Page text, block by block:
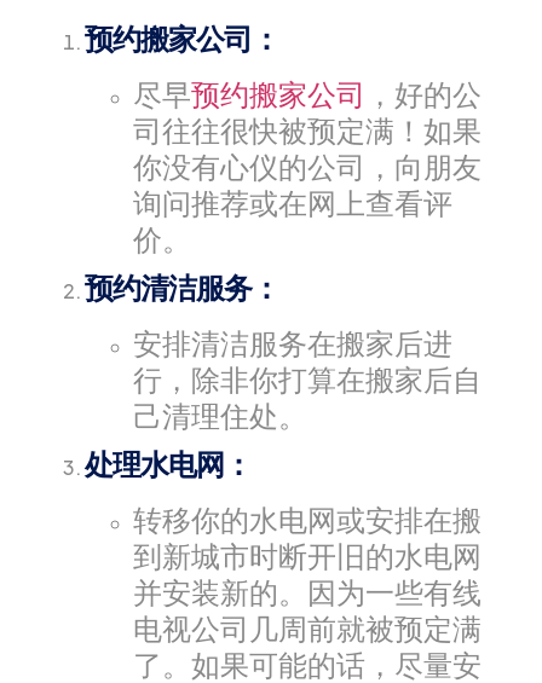
预约搬家公司：
尽早预约搬家公司 ，好的公
司往往很快被预定满！如果
你没有心仪的公司，向朋友
询问推荐或在网上查看评
价。
预约清洁服务：
安排清洁服务在搬家后进
行，除非你打算在搬家后自
己清理住处。
处理水电网：
转移你的水电网或安排在搬
到新城市时断开旧的水电网
并安装新的。因为一些有线
电视公司几周前就被预定满
了。如果可能的话，尽量安